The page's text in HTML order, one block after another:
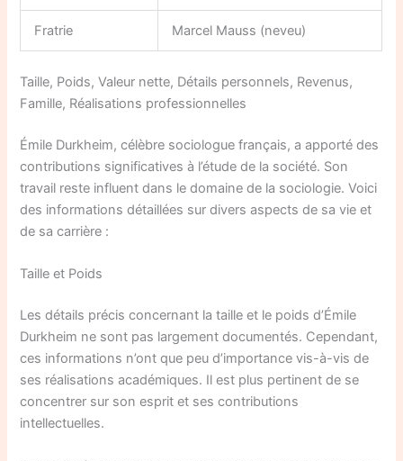
Fratrie Marcel Mauss (neveu)
Taille, Poids, Valeur nette, Détails personnels, Revenus,
Famille, Réalisations professionnelles
Émile Durkheim, célèbre sociologue français, a apporté des
contributions significatives à l’étude de la société. Son
travail reste influent dans le domaine de la sociologie. Voici
des informations détaillées sur divers aspects de sa vie et
de sa carrière :
Taille et Poids
Les détails précis concernant la taille et le poids d’Émile
Durkheim ne sont pas largement documentés. Cependant,
ces informations n’ont que peu d’importance vis-à-vis de
ses réalisations académiques. Il est plus pertinent de se
concentrer sur son esprit et ses contributions
intellectuelles.